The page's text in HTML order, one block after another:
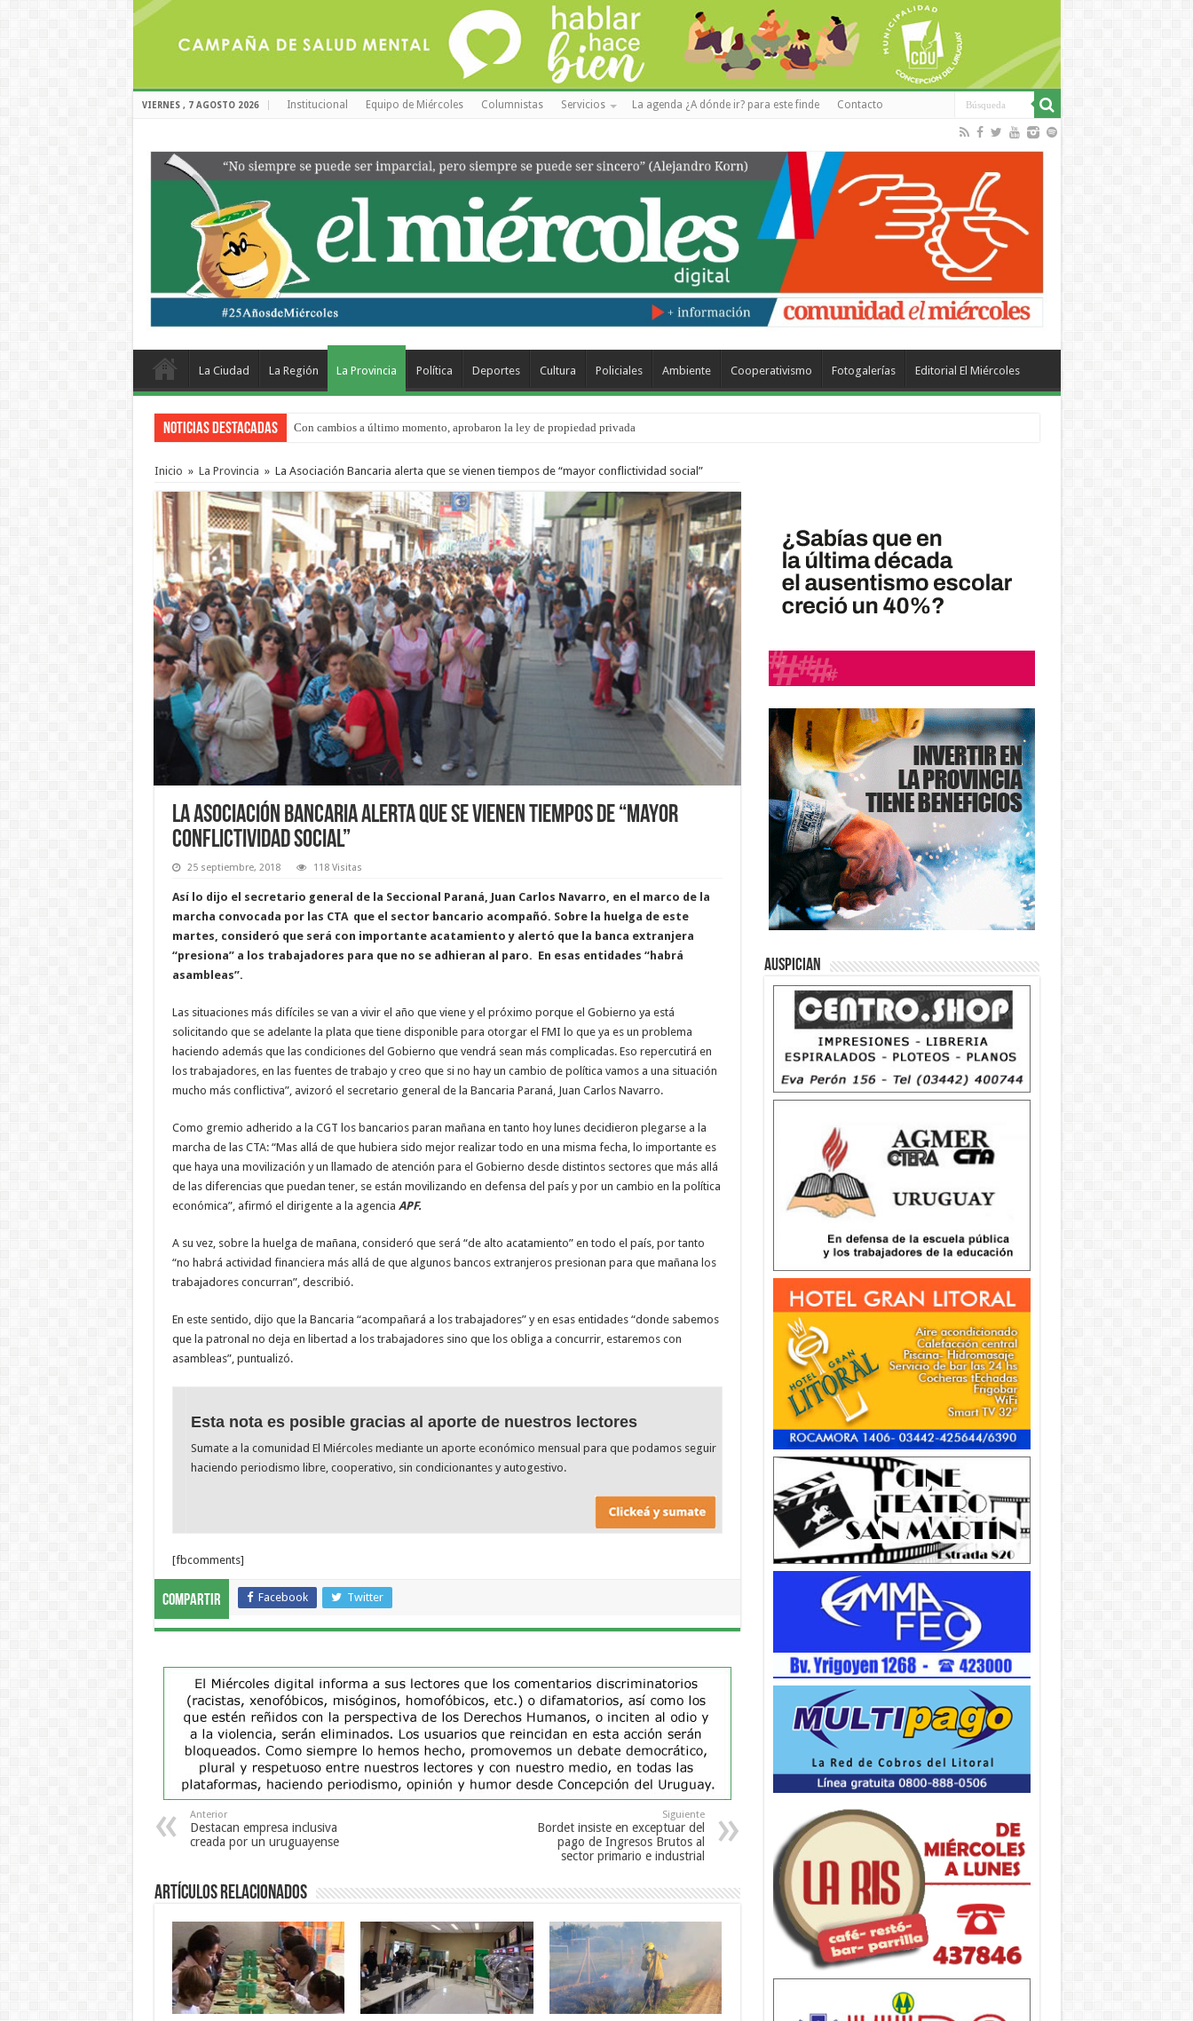
VIERNES , 7 AGOSTO 2026 Institucional Equipo de Miércoles Columnistas Servicios La agenda ¿A dónde ir? para este finde Contacto
La Ciudad La Región La Provincia Política Deportes Cultura Policiales Ambiente Cooperativismo Fotogalerías Editorial El Miércoles
Noticias Destacadas Con cambios a último momento, aprobaron la ley de propiedad privada
Inicio » La Provincia » La Asociación Bancaria alerta que se vienen tiempos de “mayor conflictividad social”
La Asociación Bancaria alerta que se vienen tiempos de “mayor
conflictividad social”
25 septiembre, 2018 118 Visitas
Así lo dijo el secretario general de la Seccional Paraná, Juan Carlos Navarro, en el marco de la
marcha convocada por las CTA que el sector bancario acompañó. Sobre la huelga de este
martes, consideró que será con importante acatamiento y alertó que la banca extranjera
“presiona” a los trabajadores para que no se adhieran al paro. En esas entidades “habrá
asambleas”.
Las situaciones más difíciles se van a vivir el año que viene y el próximo porque el Gobierno ya está
solicitando que se adelante la plata que tiene disponible para otorgar el FMI lo que ya es un problema
haciendo además que las condiciones del Gobierno que vendrá sean más complicadas. Eso repercutirá en
los trabajadores, en las fuentes de trabajo y creo que si no hay un cambio de política vamos a una situación
mucho más conflictiva”, avizoró el secretario general de la Bancaria Paraná, Juan Carlos Navarro.
Como gremio adherido a la CGT los bancarios paran mañana en tanto hoy lunes decidieron plegarse a la
marcha de las CTA: “Mas allá de que hubiera sido mejor realizar todo en una misma fecha, lo importante es
que haya una movilización y un llamado de atención para el Gobierno desde distintos sectores que más allá
de las diferencias que puedan tener, se están movilizando en defensa del país y por un cambio en la política
económica”, afirmó el dirigente a la agencia APF.
A su vez, sobre la huelga de mañana, consideró que será “de alto acatamiento” en todo el país, por tanto
“no habrá actividad financiera más allá de que algunos bancos extranjeros presionan para que mañana los
trabajadores concurran”, describió.
En este sentido, dijo que la Bancaria “acompañará a los trabajadores” y en esas entidades “donde sabemos
que la patronal no deja en libertad a los trabajadores sino que los obliga a concurrir, estaremos con
asambleas”, puntualizó.
Esta nota es posible gracias al aporte de nuestros lectores
Sumate a la comunidad El Miércoles mediante un aporte económico mensual para que podamos seguir
haciendo periodismo libre, cooperativo, sin condicionantes y autogestivo.
[fbcomments]
Compartir Facebook Twitter
Anterior
Destacan empresa inclusiva
creada por un uruguayense
Siguiente
Bordet insiste en exceptuar del
pago de Ingresos Brutos al
sector primario e industrial
Artículos Relacionados
Auspician